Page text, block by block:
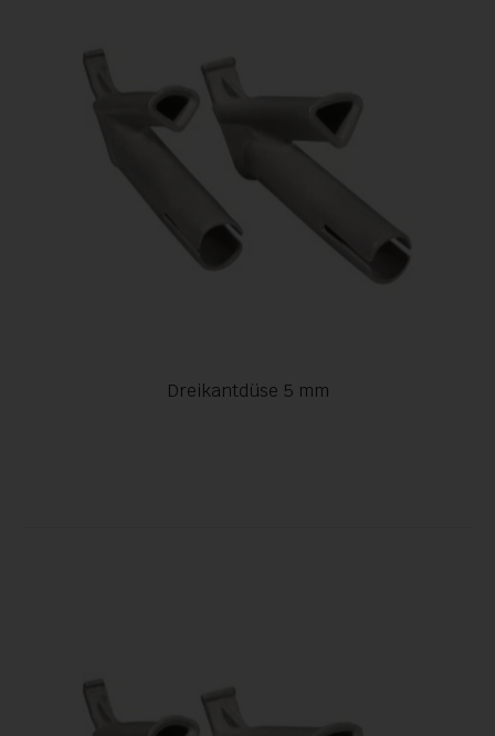
Dreikantdüse 5 mm